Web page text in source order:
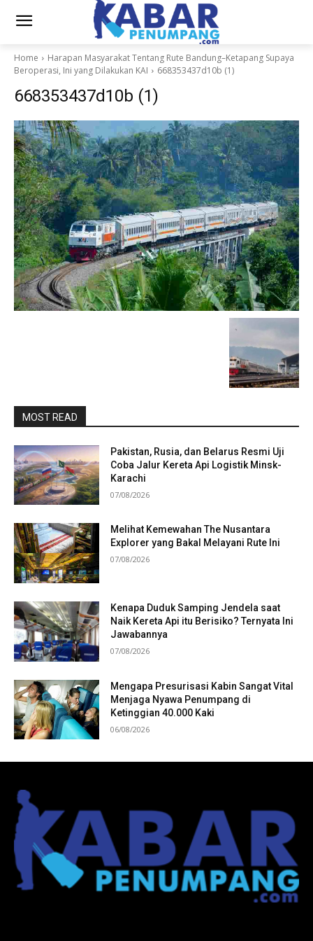
Home
Harapan Masyarakat Tentang Rute Bandung–Ketapang Supaya
Beroperasi, Ini yang Dilakukan KAI
668353437d10b (1)
668353437d10b (1)
MOST READ
Pakistan, Rusia, dan Belarus Resmi Uji
Coba Jalur Kereta Api Logistik Minsk-
Karachi
07/08/2026
Melihat Kemewahan The Nusantara
Explorer yang Bakal Melayani Rute Ini
07/08/2026
Kenapa Duduk Samping Jendela saat
Naik Kereta Api itu Berisiko? Ternyata Ini
Jawabannya
07/08/2026
Mengapa Presurisasi Kabin Sangat Vital
Menjaga Nyawa Penumpang di
Ketinggian 40.000 Kaki
06/08/2026